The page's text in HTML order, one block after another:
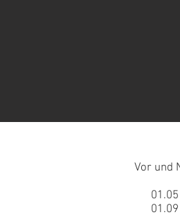
Vor
01.05